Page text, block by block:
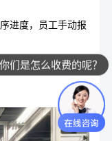
进度，员工手动报
，形成统一数字化
你们是怎么收费的呢？